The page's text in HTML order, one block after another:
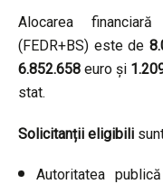
Alocarea
(FEDR+BS) este de
6.852.658 euro și
stat.
Solicitanții eligibili
Autoritatea